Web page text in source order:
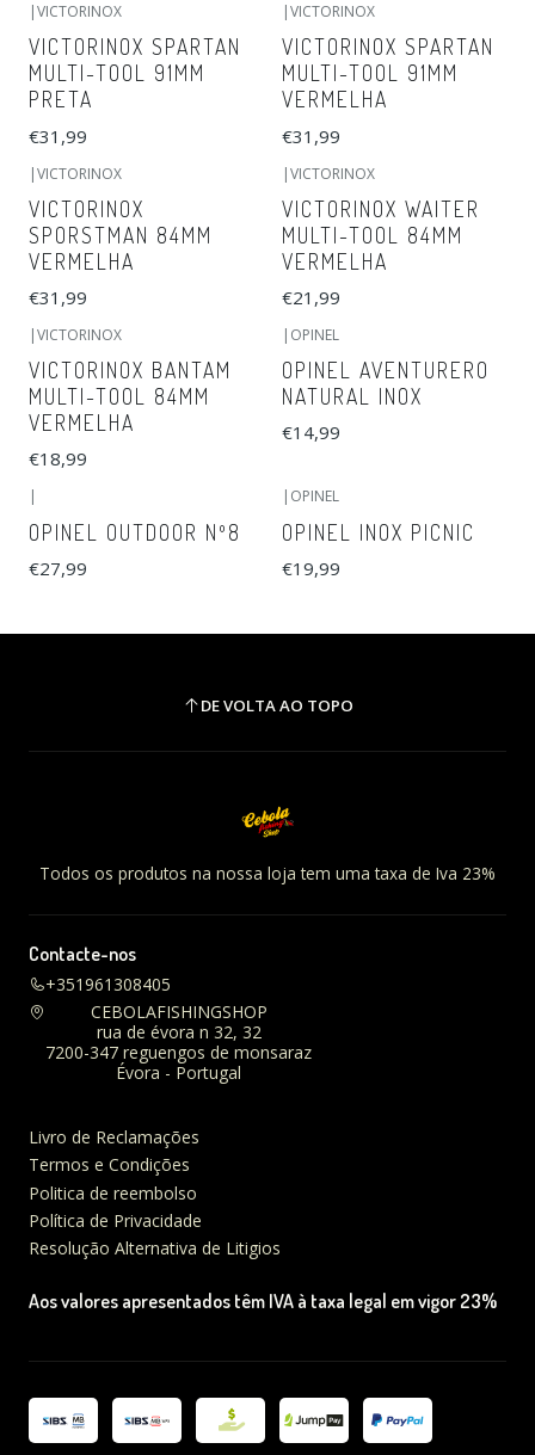
|VICTORINOX
VICTORINOX SPARTAN
MULTI-TOOL 91MM
PRETA
€31,99
|VICTORINOX
VICTORINOX SPARTAN
MULTI-TOOL 91MM
VERMELHA
€31,99
|VICTORINOX
VICTORINOX
SPORSTMAN 84MM
VERMELHA
€31,99
|VICTORINOX
VICTORINOX WAITER
MULTI-TOOL 84MM
VERMELHA
€21,99
|VICTORINOX
VICTORINOX BANTAM
MULTI-TOOL 84MM
VERMELHA
€18,99
| OPINEL
OPINEL AVENTURERO
NATURAL INOX
€14,99
|
OPINEL OUTDOOR Nº8
€27,99
| OPINEL
OPINEL INOX PICNIC
€19,99
DE VOLTA AO TOPO
Todos os produtos na nossa loja tem uma taxa de Iva 23%
Contacte-nos
+351961308405
CEBOLAFISHINGSHOP
rua de évora n 32, 32
7200-347 reguengos de monsaraz
Évora - Portugal
Livro de Reclamações
Termos e Condições
Politica de reembolso
Política de Privacidade
Resolução Alternativa de Litigios
Aos valores apresentados têm IVA à taxa legal em vigor 23%